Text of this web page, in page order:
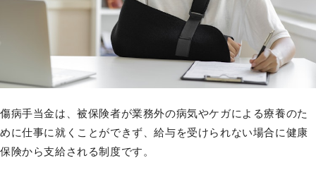
傷病手当金は、被保険者が業務外の病気やケガによる療養のた
めに仕事に就くことができず、給与を受けられない場合に健康
保険から支給される制度です。